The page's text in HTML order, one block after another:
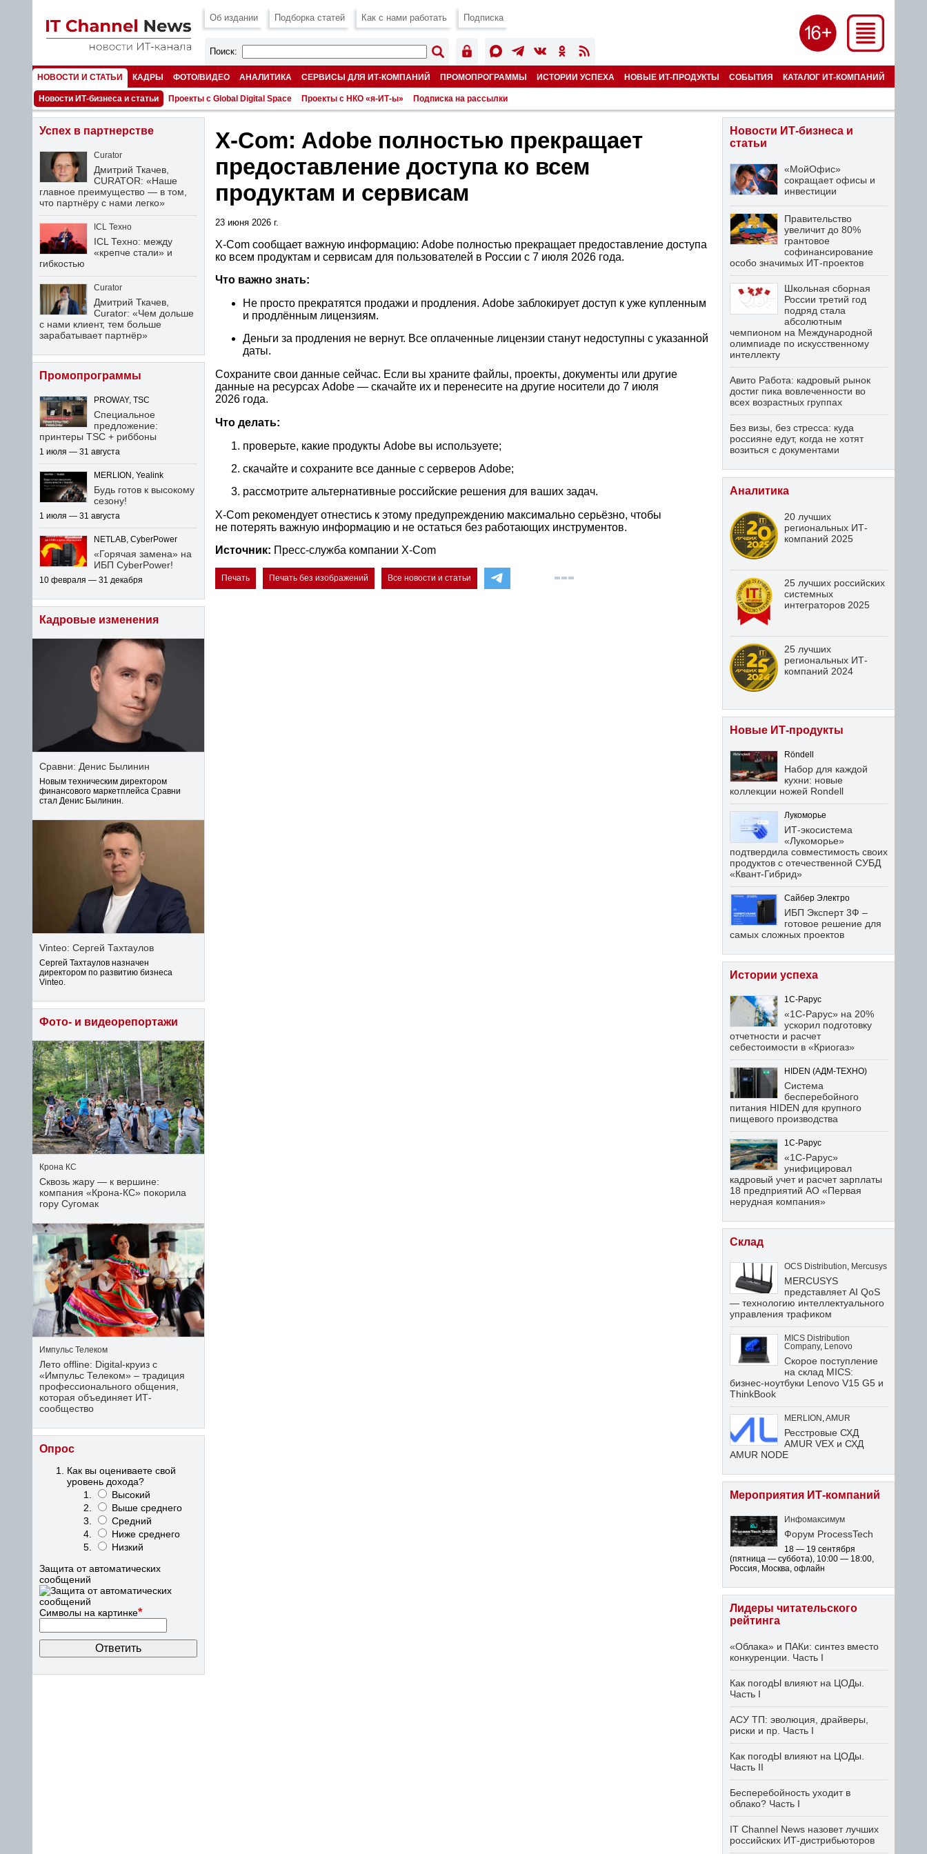
Об издании Подборка статей Как с нами работать Подписка
Поиск:
НОВОСТИ И СТАТЬИ КАДРЫ ФОТО/ВИДЕО АНАЛИТИКА СЕРВИСЫ ДЛЯ ИТ-КОМПАНИЙ ПРОМОПРОГРАММЫ ИСТОРИИ УСПЕХА НОВЫЕ ИТ-ПРОДУКТЫ СОБЫТИЯ КАТАЛОГ ИТ-КОМПАНИЙ
НОМЕРА
Новости ИТ-бизнеса и статьи Проекты с Global Digital Space Проекты с НКО «я-ИТ-ы» Подписка на рассылки
X-Com: Adobe полностью прекращает
предоставление доступа ко всем
продуктам и сервисам
23 июня 2026 г.
X-Com сообщает важную информацию: Adobe полностью прекращает предоставление доступа
ко всем продуктам и сервисам для пользователей в России с 7 июля 2026 года.
Что важно знать:
Не просто прекратятся продажи и продления. Adobe заблокирует доступ к уже купленным
и продлённым лицензиям.
Деньги за продления не вернут. Все оплаченные лицензии станут недоступны с указанной
даты.
Сохраните свои данные сейчас. Если вы храните файлы, проекты, документы или другие
данные на ресурсах Adobe — скачайте их и перенесите на другие носители до 7 июля
2026 года.
Что делать:
проверьте, какие продукты Adobe вы используете;
скачайте и сохраните все данные с серверов Adobe;
рассмотрите альтернативные российские решения для ваших задач.
X-Com рекомендует отнестись к этому предупреждению максимально серьёзно, чтобы
не потерять важную информацию и не остаться без работающих инструментов.
Источник: Пресс-служба компании X-Com
Печать Печать без изображений Все новости и статьи
Успех в партнерстве
Curator
Дмитрий Ткачев,
CURATOR: «Наше
главное преимущество — в том,
что партнёру с нами легко»
ICL Техно
ICL Техно: между
«крепче стали» и
гибкостью
Curator
Дмитрий Ткачев,
Curator: «Чем дольше
с нами клиент, тем больше
зарабатывает партнёр»
Промопрограммы
PROWAY, TSC
Специальное
предложение:
принтеры TSC + риббоны
1 июля — 31 августа
MERLION, Yealink
Будь готов к высокому
сезону!
1 июля — 31 августа
NETLAB, CyberPower
«Горячая замена» на
ИБП CyberPower!
10 февраля — 31 декабря
Кадровые изменения
Сравни: Денис Былинин
Новым техническим директором
финансового маркетплейса Сравни
стал Денис Былинин.
Vinteo: Сергей Тахтаулов
Сергей Тахтаулов назначен
директором по развитию бизнеса
Vinteo.
Фото- и видеорепортажи
Крона КС
Сквозь жару — к вершине:
компания «Крона‑КС» покорила
гору Сугомак
Импульс Телеком
Лето offline: Digital-круиз с
«Импульс Телеком» – традиция
профессионального общения,
которая объединяет ИТ-
сообщество
Опрос
Как вы оцениваете свой
уровень дохода?
Высокий
Выше среднего
Средний
Ниже среднего
Низкий
Защита от автоматических
сообщений
Символы на картинке*
Новости ИТ-бизнеса и
статьи
«МойОфис»
сокращает офисы и
инвестиции
Правительство
увеличит до 80%
грантовое
софинансирование
особо значимых ИТ-проектов
Школьная сборная
России третий год
подряд стала
абсолютным
чемпионом на Международной
олимпиаде по искусственному
интеллекту
Авито Работа: кадровый рынок
достиг пика вовлеченности во
всех возрастных группах
Без визы, без стресса: куда
россияне едут, когда не хотят
возиться с документами
Аналитика
20 лучших
региональных ИТ-
компаний 2025
25 лучших российских
системных
интеграторов 2025
25 лучших
региональных ИТ-
компаний 2024
Новые ИТ-продукты
Röndell
Набор для каждой
кухни: новые
коллекции ножей Rondell
Лукоморье
ИТ-экосистема
«Лукоморье»
подтвердила совместимость своих
продуктов с отечественной СУБД
«Квант-Гибрид»
Сайбер Электро
ИБП Эксперт 3Ф –
готовое решение для
самых сложных проектов
Истории успеха
1С-Рарус
«1С-Рарус» на 20%
ускорил подготовку
отчетности и расчет
себестоимости в «Криогаз»
HIDEN (АДМ-ТЕХНО)
Система
бесперебойного
питания HIDEN для крупного
пищевого производства
1С-Рарус
«1С-Рарус»
унифицировал
кадровый учет и расчет зарплаты
18 предприятий АО «Первая
нерудная компания»
Склад
OCS Distribution Mercusys
MERCUSYS
представляет AI QoS
— технологию интеллектуального
управления трафиком
MICS Distribution
Company, Lenovo
Скорое поступление
на склад MICS:
бизнес-ноутбуки Lenovo V15 G5 и
ThinkBook
MERLION AMUR
Ресстровые СХД
AMUR VEX и СХД
AMUR NODE
Мероприятия ИТ-компаний
Инфомаксимум
Форум ProcessTech
18 — 19 сентября
(пятница — суббота), 10:00 — 18:00,
Россия, Москва, офлайн
Лидеры читательского
рейтинга
«Облака» и ПАКи: синтез вместо
конкуренции. Часть I
Как погодЫ влияют на ЦОДы.
Часть I
АСУ ТП: эволюция, драйверы,
риски и пр. Часть I
Как погодЫ влияют на ЦОДы.
Часть II
Бесперебойность уходит в
облако? Часть I
IT Channel News назовет лучших
российских ИТ-дистрибьюторов